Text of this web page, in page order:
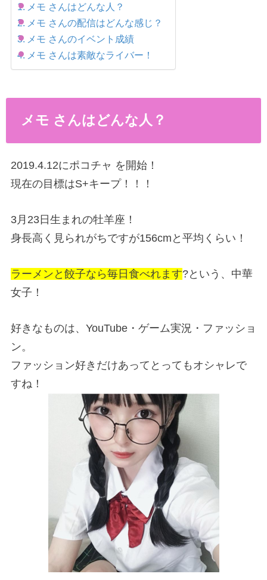
メモ さんはどんな人？
メモ さんの配信はどんな感じ？
メモ さんのイベント成績
メモ さんは素敵なライバー！
メモ さんはどんな人？
2019.4.12にポコチャ を開始！
現在の目標はS+キープ！！！
3月23日生まれの牡羊座！
身長高く見られがちですが156cmと平均くらい！
ラーメンと餃子なら毎日食べれます?という、中華
女子！
好きなものは、YouTube・ゲーム実況・ファッショ
ン。
ファッション好きだけあってとってもオシャレで
すね！